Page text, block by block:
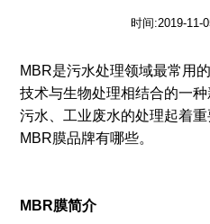
时间:2019-
MBR是污水处理领域最常用
技术与生物处理相结合的一
污水、工业废水的处理起着
MBR膜品牌有哪些。
MBR膜简介